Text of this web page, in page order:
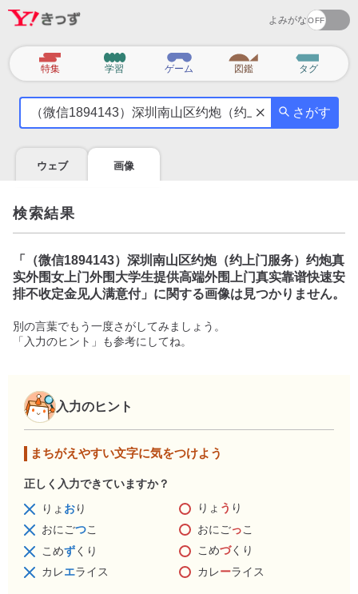
よみがな
カ
テ
特集 学習 ゲーム 図鑑 タグ
気
を
調
べ
よ
う
さがす
ウェブ 画像
検索結果
「
（微信1894143）深圳南山区约炮（约上门服务）约炮真
实外围女上门外围大学生提供高端外围上门真实靠谱快速安
排不收定金见人满意付」に関する画像は見つかりません。
別の言葉でもう一度さがしてみましょう。
「入力のヒント」も参考にしてね。
入力のヒント
まちがえやすい文字に気をつけよう
正しく入力できていますか？
りょ おり りょ う り
おにごつこ おにごっこ
こめずくり こめづくり
カレエライス カレーライス